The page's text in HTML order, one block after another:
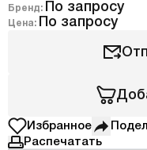
Бренд: По запросу
Цена: По запросу
Избранное
Распечатать